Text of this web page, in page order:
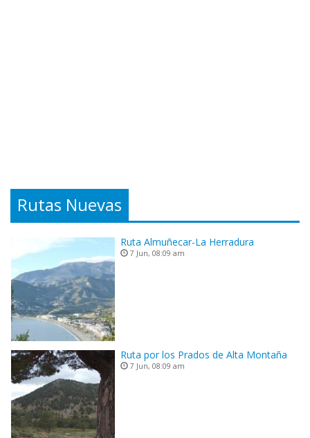
Rutas Nuevas
Ruta Almuñecar-La Herradura
7 Jun, 08:09 am
Ruta por los Prados de Alta Montaña
7 Jun, 08:09 am